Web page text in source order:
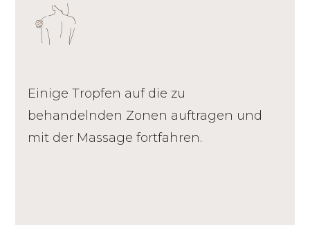
Einige Tropfen auf die zu
behandelnden Zonen auftragen und
mit der Massage fortfahren.